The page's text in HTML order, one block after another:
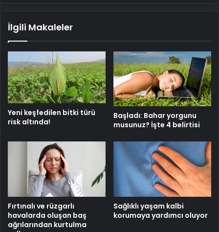
İlgili Makaleler
Yeni keşfedilen bitki türü
risk altında!
Başladı: Bahar yorgunu
musunuz? İşte 4 belirtisi
Fırtınalı ve rüzgarlı
havalarda oluşan baş
ağrılarından kurtulma
Sağlıklı yaşam kalbi
korumaya yardımcı oluyor